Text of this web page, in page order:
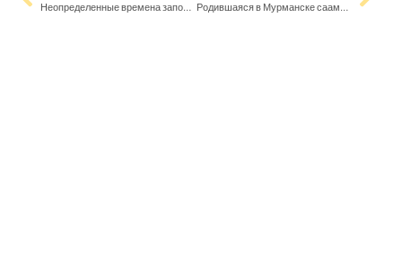
Неопределенные времена заполняют церковные скамьи – отток прихожан все же продолжается Родившаяся в Мурманске саамская художница о выставке в Kiasma: На ней не хватает российской части народа